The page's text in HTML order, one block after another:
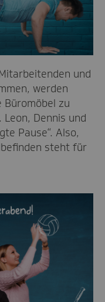
und
werden
Büromöbel zu
Dennis und
Pause“. Also,
steht für